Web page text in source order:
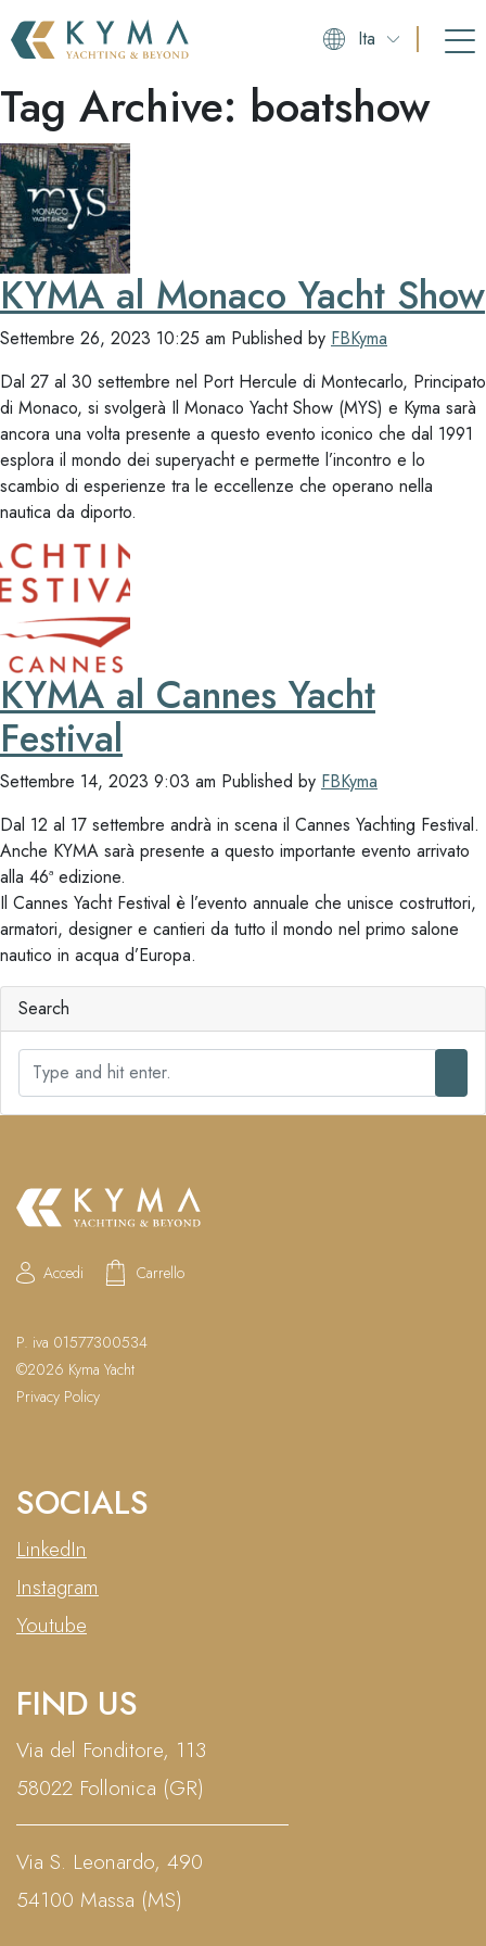
Ita
Tag Archive: boatshow
KYMA al Monaco Yacht Show
Settembre 26, 2023 10:25 am Published by FBKyma
Dal 27 al 30 settembre nel Port Hercule di Montecarlo, Principato
di Monaco, si svolgerà Il Monaco Yacht Show (MYS) e Kyma sarà
ancora una volta presente a questo evento iconico che dal 1991
esplora il mondo dei superyacht e permette l’incontro e lo
scambio di esperienze tra le eccellenze che operano nella
nautica da diporto.
KYMA al Cannes Yacht
Festival
Settembre 14, 2023 9:03 am Published by FBKyma
Dal 12 al 17 settembre andrà in scena il Cannes Yachting Festival.
Anche KYMA sarà presente a questo importante evento arrivato
alla 46ª edizione.
Il Cannes Yacht Festival è l’evento annuale che unisce costruttori,
armatori, designer e cantieri da tutto il mondo nel primo salone
nautico in acqua d’Europa.
Search
S
a
h
Accedi Carrello
P. iva 01577300534
©2026 Kyma Yacht
Privacy Policy
SOCIALS
LinkedIn
Instagram
Youtube
FIND US
Via del Fonditore, 113
58022 Follonica (GR)
Via S. Leonardo, 490
54100 Massa (MS)